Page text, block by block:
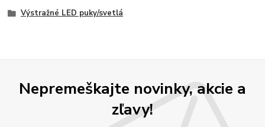
Výstražné LED puky/svetlá
Nepremeškajte novinky, akcie a
zľavy!